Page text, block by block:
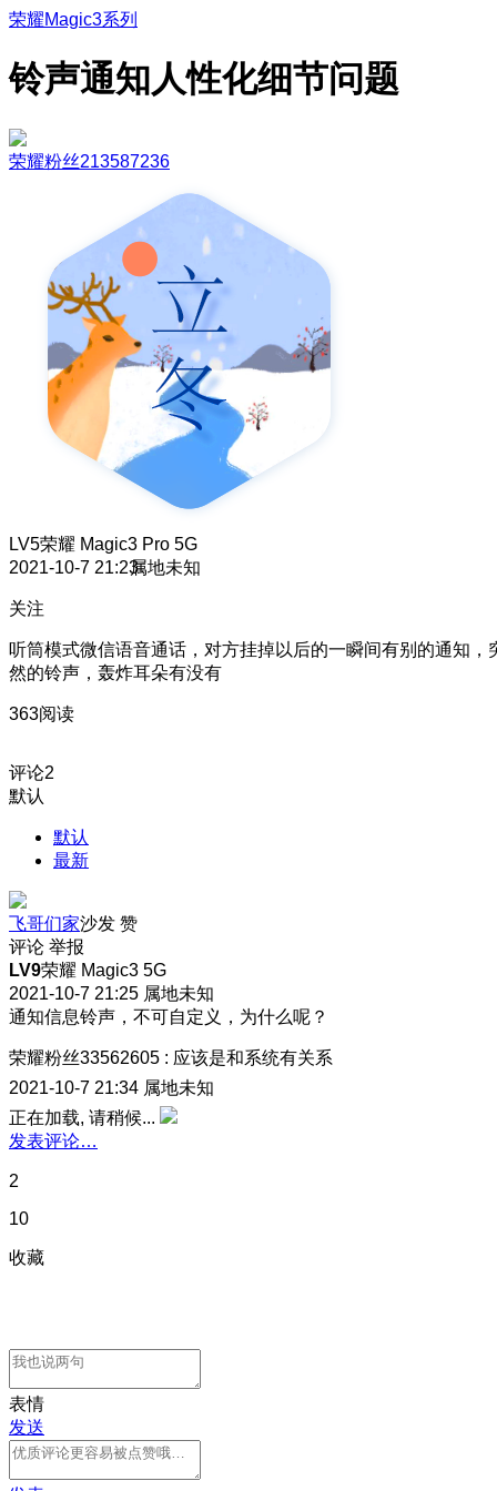
荣耀Magic3系列
铃声通知人性化细节问题
荣耀粉丝213587236
LV5荣耀 Magic3 Pro 5G
2021-10-7 21:23属地未知
关注
听筒模式微信语音通话，对方挂掉以后的一瞬间有别的通知，
然的铃声，轰炸耳朵有没有
363阅读
评论2
默认
默认
最新
飞哥们家沙发 赞
评论 举报
LV9荣耀 Magic3 5G
2021-10-7 21:25 属地未知
通知信息铃声，不可自定义，为什么呢？
荣耀粉丝33562605 : 应该是和系统有关系
2021-10-7 21:34 属地未知
正在加载, 请稍候...
发表评论…
2
10
收藏
表情
发送